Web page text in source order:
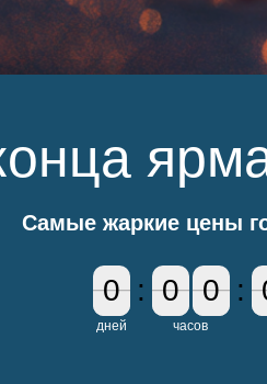
Самые жаркие цены
0
0
дней
: 0
0 0
0
часов
: